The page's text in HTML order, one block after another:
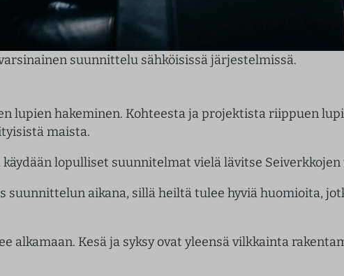
suunnittelu sähköisissä järjestelmissä.
lupien hakeminen. Kohteesta ja projektista riippuen
maista.
lopulliset suunnitelmat vielä lävitse
suunnittelun aikana, sillä heiltä tulee hyviä huomioita,
alkamaan. Kesä ja syksy ovat yleensä vilkkainta